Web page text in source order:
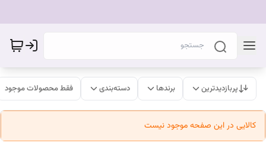
پربازدیدترین برندها دسته‌بندی فقط محصولات موجود
کالایی در این صفحه موجود نیست